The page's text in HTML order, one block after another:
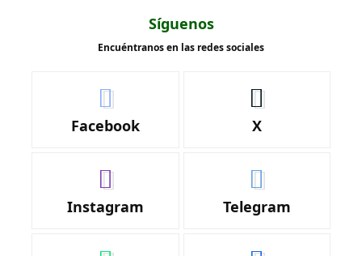
Síguenos
Encuéntranos en las redes sociales
Facebook X
Instagram Telegram